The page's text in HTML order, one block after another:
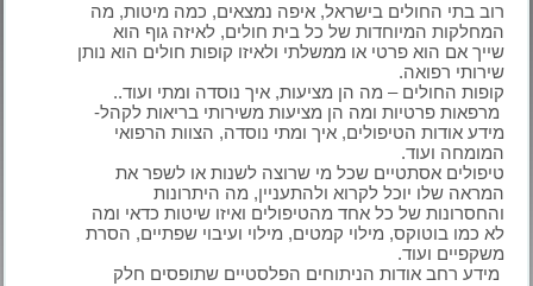
רוב בתי החולים בישראל, איפה נמצאים, כמה מיטות, מה
המחלקות המיוחדות של כל בית חולים, לאיזה גוף הוא
שייך אם הוא פרטי או ממשלתי ולאיזו קופות חולים הוא נותן
שירותי רפואה.
קופות החולים – מה הן מציעות, איך נוסדה ומתי ועוד..
מרפאות פרטיות ומה הן מציעות משירותי בריאות לקהל-
מידע אודות הטיפולים, איך ומתי נוסדה, הצוות הרפואי
המומחה ועוד.
טיפולים אסתטיים שכל מי שרוצה לשנות או לשפר את
המראה שלו יוכל לקרוא ולהתעניין, מה היתרונות
והחסרונות של כל אחד מהטיפולים ואיזו שיטות כדאי ומה
לא כמו בוטוקס, מילוי קמטים, מילוי ועיבוי שפתיים, הסרת
משקפיים ועוד.
מידע רחב אודות הניתוחים הפלסטיים שתופסים חלק